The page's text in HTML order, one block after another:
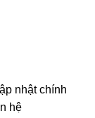
nhật chính
hệ